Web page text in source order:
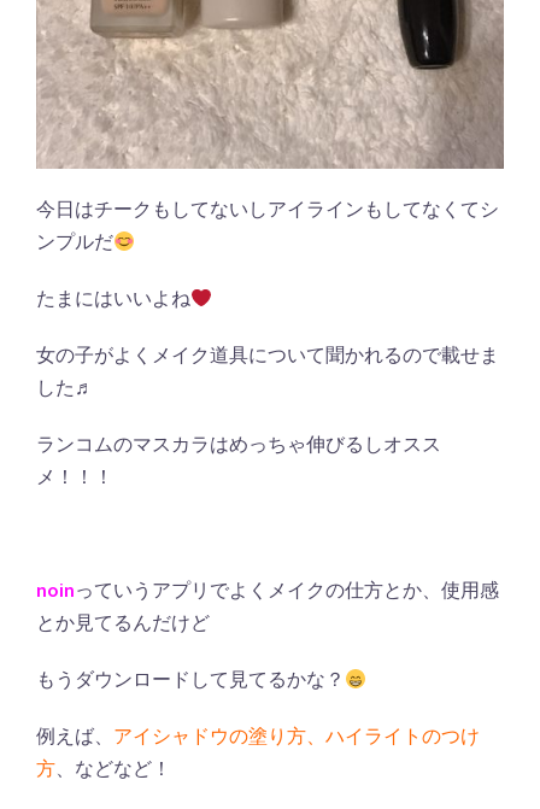
今日はチークもしてないしアイラインもしてなくてシ
ンプルだ
たまにはいいよね
女の子がよくメイク道具について聞かれるので載せま
した♬
ランコムのマスカラはめっちゃ伸びるしオスス
メ！！！
noinっていうアプリでよくメイクの仕方とか、使用感
とか見てるんだけど
もうダウンロードして見てるかな？
例えば、 アイシャドウの塗り方、ハイライトのつけ
方、などなど！